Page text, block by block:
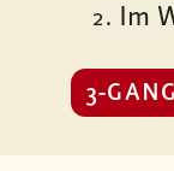
Im
3-